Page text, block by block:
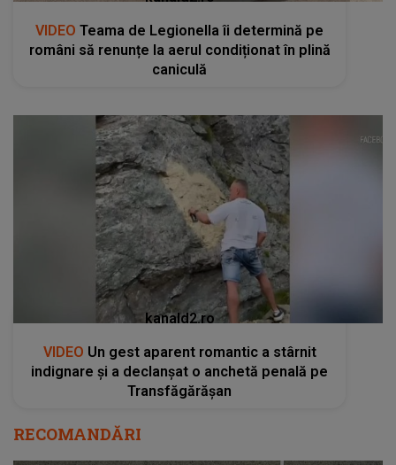
VIDEO Teama de Legionella îi determină pe
români să renunțe la aerul condiționat în plină
caniculă
kanald2.ro
VIDEO Un gest aparent romantic a stârnit
indignare și a declanșat o anchetă penală pe
Transfăgărășan
RECOMANDĂRI